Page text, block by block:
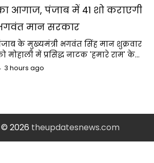
आगाज, पंजाब में 41 शो कराएगी
मान सरकार
के मुख्यमंत्री भगवंत सिंह मान शुक्रवार
मोहाली में प्रसिद्ध नाटक 'हमारे राम' के…
3 hours ago
2026 theupdatesnews.com